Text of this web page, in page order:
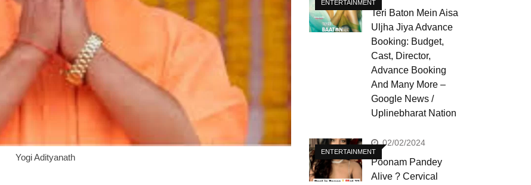
Yogi Adityanath
ENTERTAINMENT
Teri Baton Mein Aisa
Uljha Jiya Advance
Booking: Budget,
Cast, Director,
Advance Booking
And Many More –
Google News /
Uplinebharat Nation
ENTERTAINMENT
02/02/2024
Poonam Pandey
Alive ? Cervical